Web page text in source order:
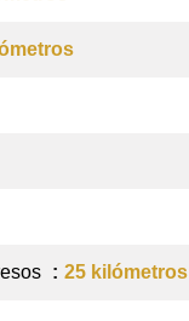
25 kilómetros